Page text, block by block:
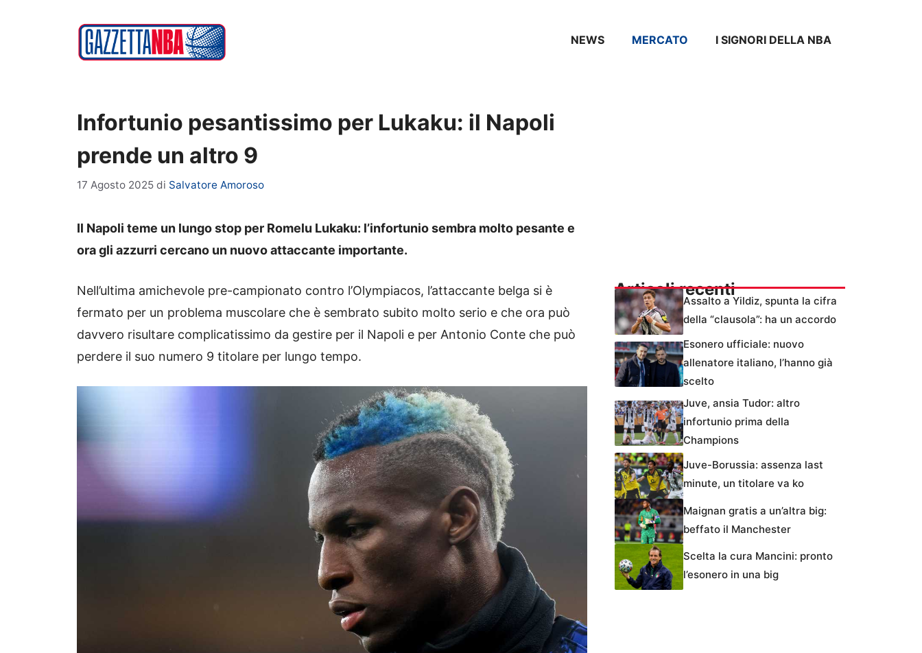
NEWS MERCATO I SIGNORI DELLA NBA
Infortunio pesantissimo per Lukaku: il Napoli
prende un altro 9
17 Agosto 2025 di Salvatore Amoroso
Il Napoli teme un lungo stop per Romelu Lukaku: l’infortunio sembra molto pesante e
ora gli azzurri cercano un nuovo attaccante importante.
Nell’ultima amichevole pre-campionato contro l’Olympiacos, l’attaccante belga si è
fermato per un problema muscolare che è sembrato subito molto serio e che ora può
davvero risultare complicatissimo da gestire per il Napoli e per Antonio Conte che può
perdere il suo numero 9 titolare per lungo tempo.
Articoli recenti
Assalto a Yildiz, spunta la cifra
della “clausola”: ha un accordo
Esonero ufficiale: nuovo
allenatore italiano, l’hanno già
scelto
Juve, ansia Tudor: altro
infortunio prima della
Champions
Juve-Borussia: assenza last
minute, un titolare va ko
Maignan gratis a un’altra big:
beffato il Manchester
Scelta la cura Mancini: pronto
l’esonero in una big